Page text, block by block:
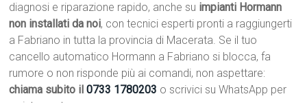
diagnosi e riparazione rapido, anche su impianti Hormann
non installati da noi, con tecnici esperti pronti a raggiungerti
a Fabriano in tutta la provincia di Macerata. Se il tuo
cancello automatico Hormann a Fabriano si blocca, fa
rumore o non risponde più ai comandi, non aspettare:
chiama subito il0733 1780203 o scrivici su WhatsApp per